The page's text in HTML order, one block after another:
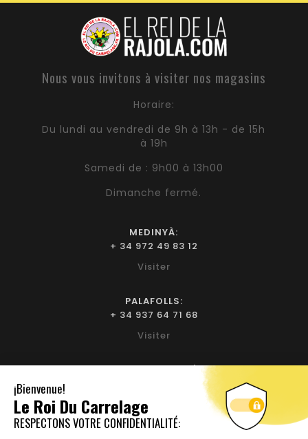
Nous vous invitons à visiter nos magasins
Horaire:
Du lundi au vendredi de 9h à 13h - de 15h
à 19h
Samedi de : 9h00 à 13h00
Dimanche fermé.
MEDINYÀ:
+ 34 972 49 83 12
Visiter
PALAFOLLS:
+ 34 937 64 71 68
Visiter
Visiter